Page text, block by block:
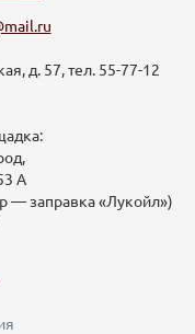
д. 57, тел. 55-77-12
А
— заправка «Лукойл»)